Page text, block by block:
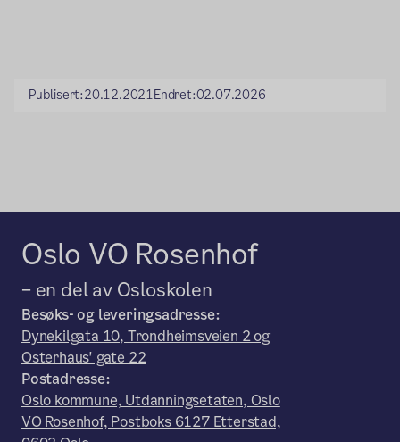
Publisert:20.12.2021Endret:02.07.2026
Oslo VO Rosenhof
– en del av Osloskolen
Besøks- og leveringsadresse:
Dynekilgata 10, Trondheimsveien 2 og
Osterhaus' gate 22
Postadresse:
Oslo kommune, Utdanningsetaten, Oslo
VO Rosenhof, Postboks 6127 Etterstad,